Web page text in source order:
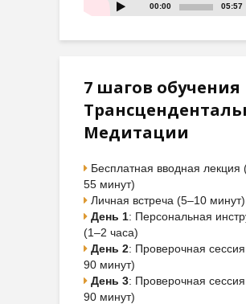
00:00 05:57
7 шагов обучения
Медитации
Бесплатная вводная лекция
55 минут)
Личная встреча (5–10 минут)
День 1: Персональная
(1–2 часа)
День 2: Проверочная
90 минут)
День 3: Проверочная
90 минут)